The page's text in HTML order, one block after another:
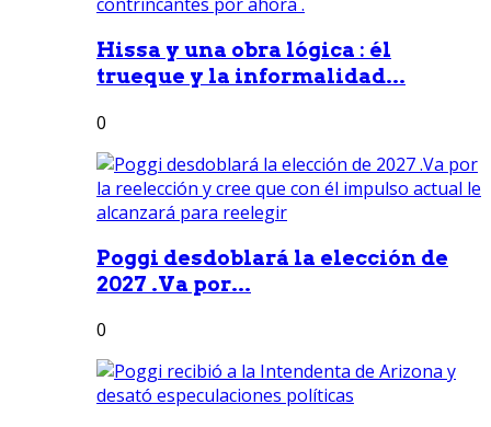
Hissa y una obra lógica : él
trueque y la informalidad...
0
Poggi desdoblará la elección de
2027 .Va por...
0